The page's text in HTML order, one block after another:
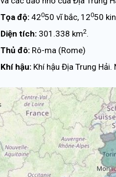
Tọa độ: 42050 vĩ bắc, 12050
Diện tích: 301.338 km2.
Thủ đô: Rô-ma (Rome)
Khí hậu: Khí hậu Địa Trung